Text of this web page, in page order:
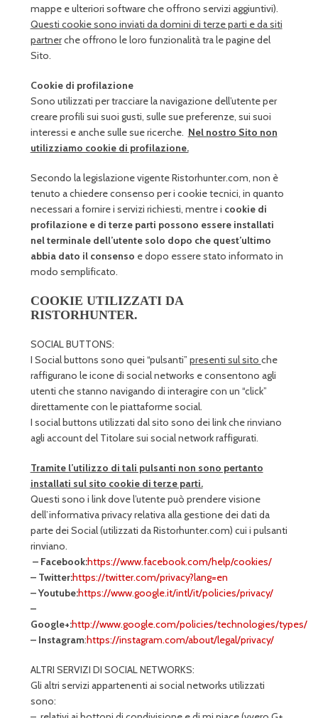
mappe e ulteriori software che offrono servizi aggiuntivi).
Questi cookie sono inviati da domini di terze parti e da siti
partnerche offrono le loro funzionalità tra le pagine del
Sito.
Cookie di profilazione
Sono utilizzati per tracciare la navigazione dell’utente per
creare profili sui suoi gusti, sulle sue preferenze, sui suoi
interessi e anche sulle sue ricerche. Nel nostro Sito non
utilizziamo cookie di profilazione.
Secondo la legislazione vigente Ristorhunter.com, non è
tenuto a chiedere consenso per i cookie tecnici, in quanto
necessari a fornire i servizi richiesti, mentre i cookie di
profilazione e di terze parti possono essere installati
nel terminale dell’utente solo dopo che quest’ultimo
abbia dato il consenso e dopo essere stato informato in
modo semplificato.
COOKIE UTILIZZATI DA
RISTORHUNTER.
SOCIAL BUTTONS:
I Social buttons sono quei “pulsanti” presenti sul sito che
raffigurano le icone di social networks e consentono agli
utenti che stanno navigando di interagire con un “click”
direttamente con le piattaforme social.
I social buttons utilizzati dal sito sono dei link che rinviano
agli account del Titolare sui social network raffigurati.
Tramite l’utilizzo di tali pulsanti non sono pertanto
installati sul sito cookie di terze parti.
Questi sono i link dove l’utente può prendere visione
dell’informativa privacy relativa alla gestione dei dati da
parte dei Social (utilizzati da Ristorhunter.com) cui i pulsanti
rinviano.
– Facebook:https://www.facebook.com/help/cookies/
– Twitter:https://twitter.com/privacy?lang=en
– Youtube:https://www.google.it/intl/it/policies/privacy/
–
Google+:http://www.google.com/policies/technologies/types/
– Instagram:https://instagram.com/about/legal/privacy/
ALTRI SERVIZI DI SOCIAL NETWORKS:
Gli altri servizi appartenenti ai social networks utilizzati
sono: